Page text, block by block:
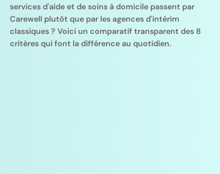
services d'aide et de soins à domicile passent par
Carewell plutôt que par les agences d'intérim
classiques ? Voici un comparatif transparent des 8
critères qui font la différence au quotidien.